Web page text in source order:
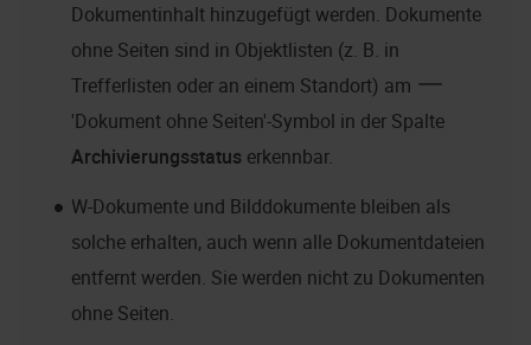
Dokumentinhalt hinzugefügt werden. Dokumente
ohne Seiten sind in Objektlisten (z. B. in
Trefferlisten oder an einem Standort) am
'Dokument ohne Seiten'-Symbol in der Spalte
Archivierungsstatus erkennbar.
W-Dokumente und Bilddokumente bleiben als
solche erhalten, auch wenn alle Dokumentdateien
entfernt werden. Sie werden nicht zu Dokumenten
ohne Seiten.